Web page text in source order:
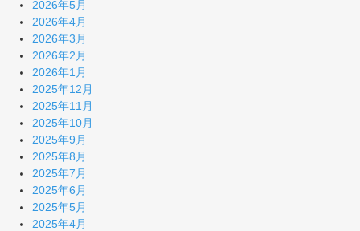
2026年5月
2026年4月
2026年3月
2026年2月
2026年1月
2025年12月
2025年11月
2025年10月
2025年9月
2025年8月
2025年7月
2025年6月
2025年5月
2025年4月